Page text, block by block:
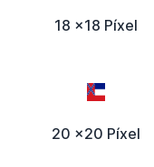
18 x18 Píxel
20 x20 Píxel